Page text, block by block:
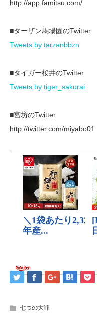
http://app.famitsu.com/
■ターザン馬場園のTwitter
Tweets by tarzanbbzn
■タイガー桜井のTwitter
Tweets by tiger_sakurai
■宮坊のTwitter
http://twitter.com/miyabo01
七つの大罪